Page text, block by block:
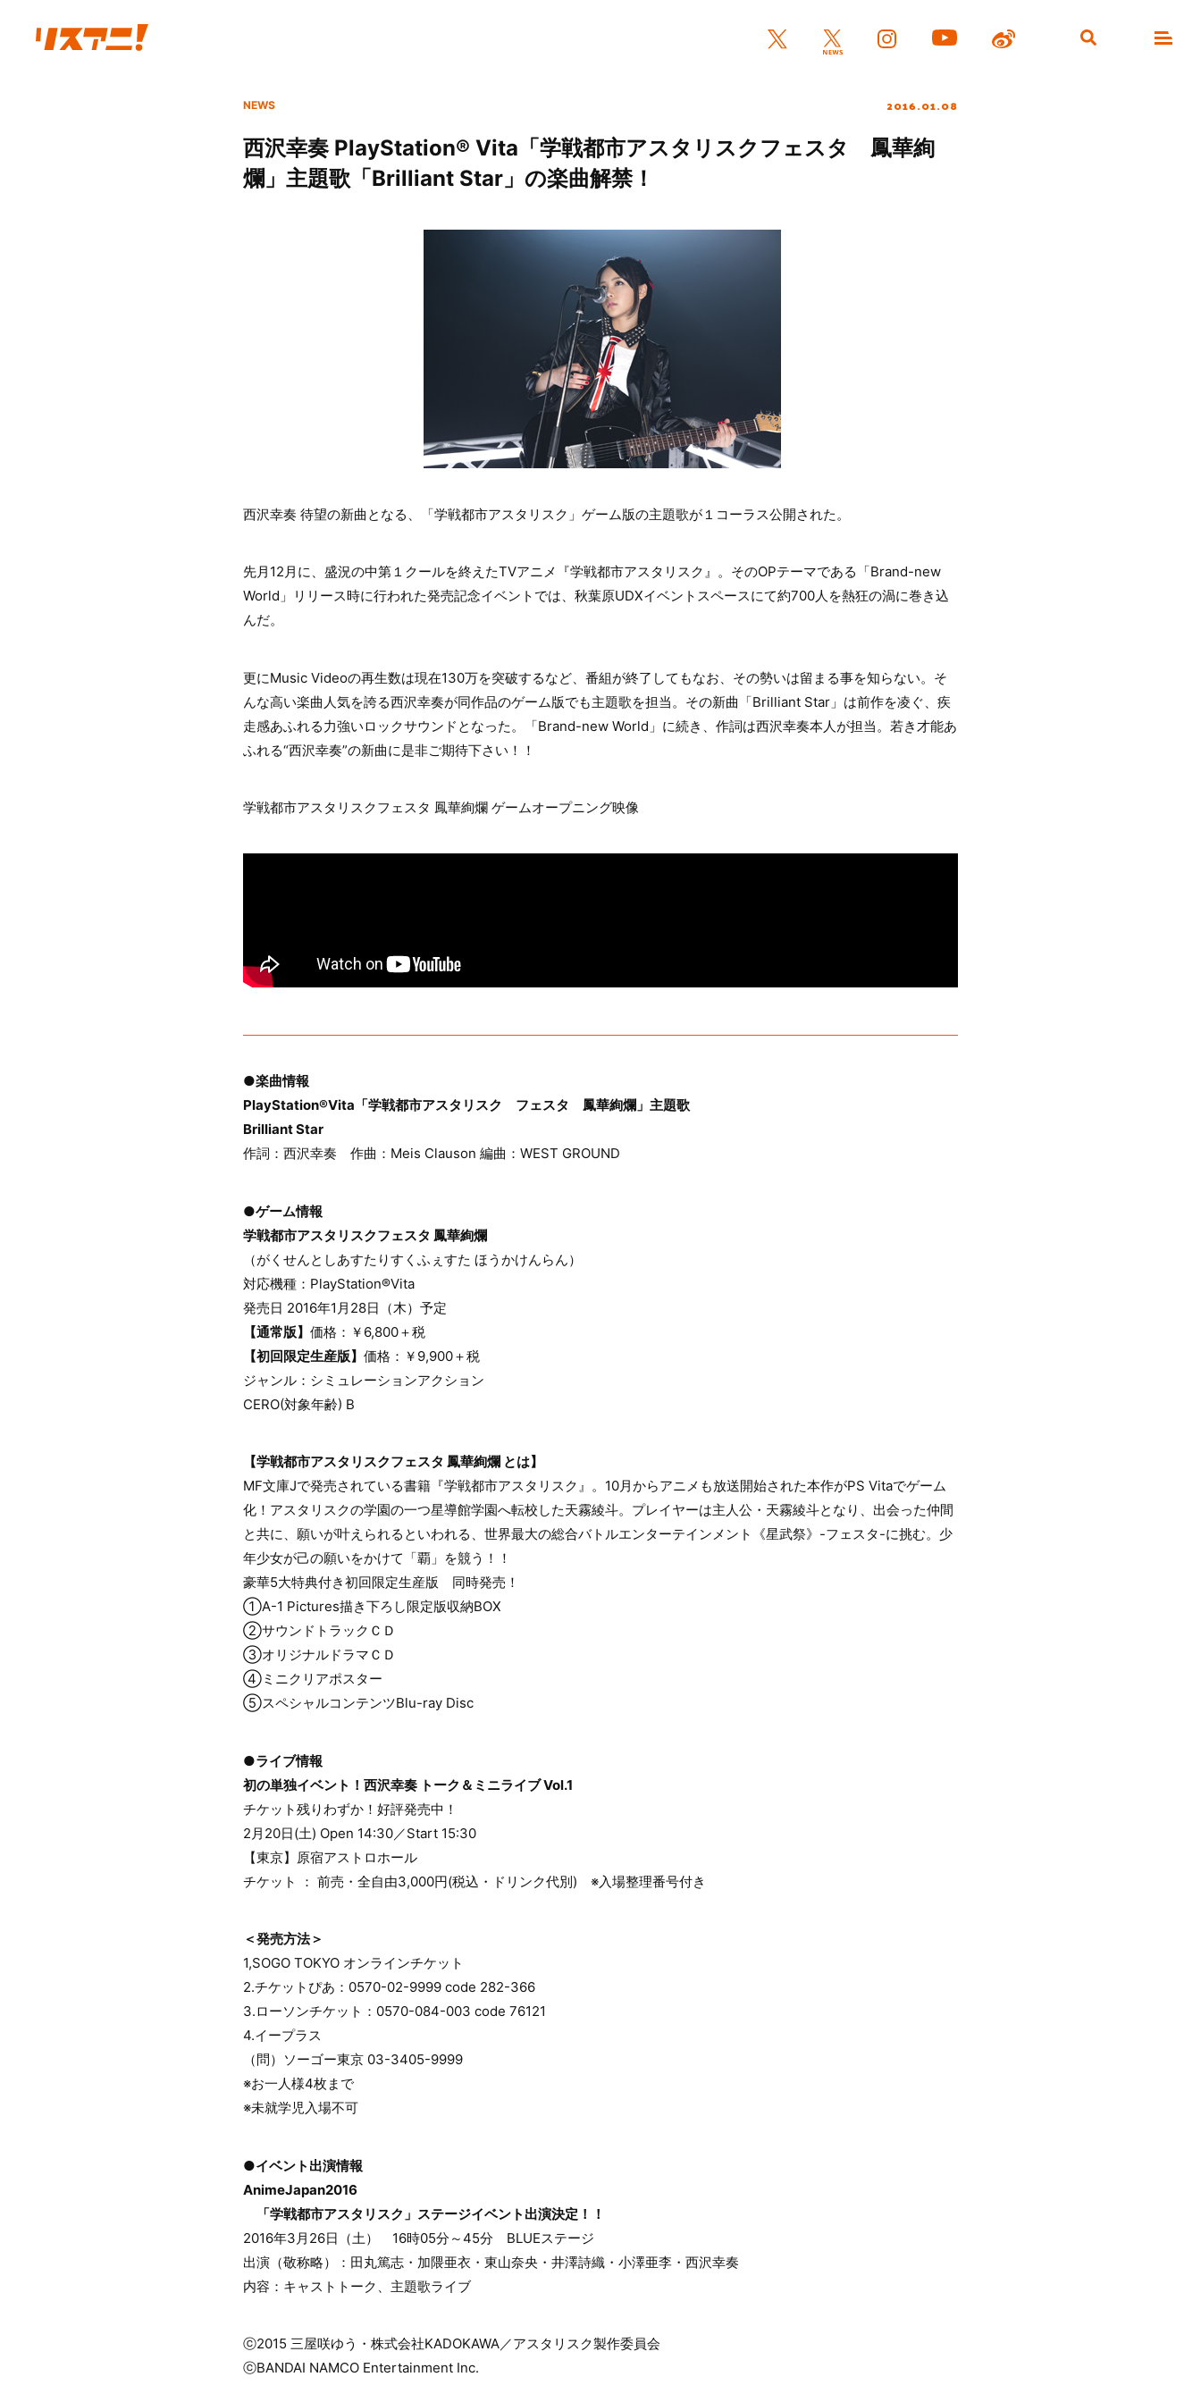
NEWS 2016.01.08
西沢幸奏 PlayStation® Vita「学戦都市アスタリスクフェスタ 鳳華絢
爛」主題歌「Brilliant Star」の楽曲解禁！
西沢幸奏 待望の新曲となる、「学戦都市アスタリスク」ゲーム版の主題歌が１コーラス公開された。
先月12月に、盛況の中第１クールを終えたTVアニメ『学戦都市アスタリスク』。そのOPテーマである「Brand-new
World」リリース時に行われた発売記念イベントでは、秋葉原UDXイベントスペースにて約700人を熱狂の渦に巻き込
んだ。
更にMusic Videoの再生数は現在130万を突破するなど、番組が終了してもなお、その勢いは留まる事を知らない。そ
んな高い楽曲人気を誇る西沢幸奏が同作品のゲーム版でも主題歌を担当。その新曲「Brilliant Star」は前作を凌ぐ、疾
走感あふれる力強いロックサウンドとなった。「Brand-new World」に続き、作詞は西沢幸奏本人が担当。若き才能あ
ふれる“西沢幸奏”の新曲に是非ご期待下さい！！
学戦都市アスタリスクフェスタ 鳳華絢爛 ゲームオープニング映像
●楽曲情報
PlayStation®Vita「学戦都市アスタリスク フェスタ 鳳華絢爛」主題歌
Brilliant Star
作詞：西沢幸奏 作曲：Meis Clauson 編曲：WEST GROUND
●ゲーム情報
学戦都市アスタリスクフェスタ 鳳華絢爛
（がくせんとしあすたりすくふぇすた ほうかけんらん）
対応機種：PlayStation®Vita
発売日 2016年1月28日（木）予定
【通常版】 価格：￥6,800＋税
【初回限定生産版】 価格：￥9,900＋税
ジャンル：シミュレーションアクション
CERO(対象年齢) B
【学戦都市アスタリスクフェスタ 鳳華絢爛 とは】
MF文庫Jで発売されている書籍『学戦都市アスタリスク』。10月からアニメも放送開始された本作がPS Vitaでゲーム
化！アスタリスクの学園の一つ星導館学園へ転校した天霧綾斗。プレイヤーは主人公・天霧綾斗となり、出会った仲間
と共に、願いが叶えられるといわれる、世界最大の総合バトルエンターテインメント《星武祭》-フェスタ-に挑む。少
年少女が己の願いをかけて「覇」を競う！！
豪華5大特典付き初回限定生産版 同時発売！
①A-1 Pictures描き下ろし限定版収納BOX
②サウンドトラックＣＤ
③オリジナルドラマＣＤ
④ミニクリアポスター
⑤スペシャルコンテンツBlu-ray Disc
●ライブ情報
初の単独イベント！西沢幸奏 トーク＆ミニライブ Vol.1
チケット残りわずか！好評発売中！
2月20日(土) Open 14:30／Start 15:30
【東京】原宿アストロホール
チケット ： 前売・全自由3,000円(税込・ドリンク代別) ※入場整理番号付き
＜発売方法＞
1,SOGO TOKYO オンラインチケット
2.チケットぴあ：0570-02-9999 code 282-366
3.ローソンチケット：0570-084-003 code 76121
4.イープラス
（問）ソーゴー東京 03-3405-9999
※お一人様4枚まで
※未就学児入場不可
●イベント出演情報
AnimeJapan2016
「学戦都市アスタリスク」ステージイベント出演決定！！
2016年3月26日（土） 16時05分～45分 BLUEステージ
出演（敬称略）：田丸篤志・加隈亜衣・東山奈央・井澤詩織・小澤亜李・西沢幸奏
内容：キャストトーク、主題歌ライブ
ⓒ2015 三屋咲ゆう・株式会社KADOKAWA／アスタリスク製作委員会
ⓒBANDAI NAMCO Entertainment Inc.